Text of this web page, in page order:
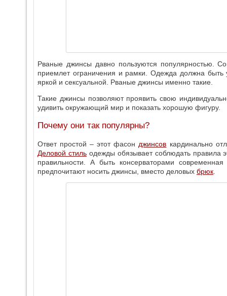
Рваные джинсы давно пользуются популярностью.
приемлет ограничения и рамки. Одежда должна
яркой и сексуальной. Рваные джинсы именно такие.
Такие джинсы позволяют проявить свою
удивить окружающий мир и показать хорошую фигуру.
Почему они так популярны?
Ответ простой – этот фасон джинсов кардинально
Деловой стильодежды обязывает соблюдать правила
правильности. А быть консерваторами
предпочитают носить джинсы, вместо деловых брюк